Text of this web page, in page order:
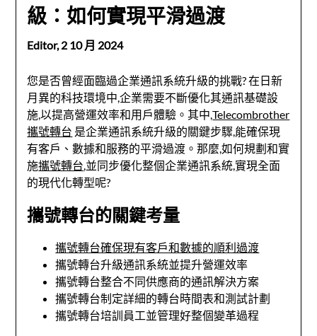
級：如何實現平滑過渡
Editor,2 10 月 2024
您是否曾經面臨過企業通訊系統升級的挑戰? 在日新
月異的科技環境中,企業需要不斷優化其通訊基礎設
施,以提高營運效率和用戶體驗。其中,Telecombrother
攜號轉台 是企業通訊系統升級的關鍵步驟,能確保現
有客戶、數據和服務的平滑過渡。那麼,如何規劃和實
施攜號轉台,並同步優化整個企業通訊系統,實現全面
的現代化轉型呢?
攜號轉台的關鍵考量
攜號轉台確保現有客戶和數據的順利過渡
攜號轉台升級通訊系統並提升營運效率
攜號轉台整合不同供應商的通訊解決方案
攜號轉台制定詳細的轉台時間表和測試計劃
攜號轉台培訓員工並管理好整個變革過程